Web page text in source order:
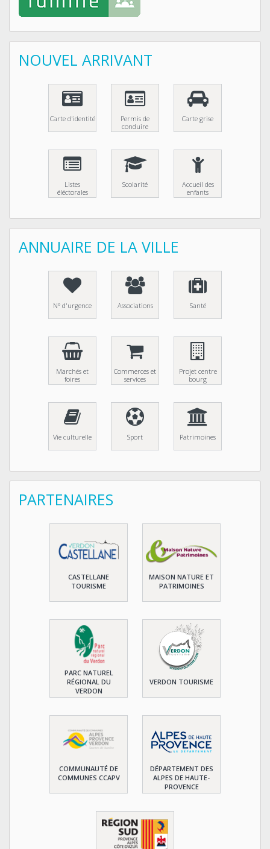
NOUVEL ARRIVANT
Carte d'identité
Permis de
conduire
Carte grise
Listes
éléctorales
Scolarité
Accueil des
enfants
ANNUAIRE DE LA VILLE
N° d'urgence Associations Santé
Marchés et
foires
Commerces et
services
Projet centre
bourg
Vie culturelle Sport Patrimoines
PARTENAIRES
CASTELLANE
TOURISME
MAISON NATURE ET
PATRIMOINES
PARC NATUREL
RÉGIONAL DU
VERDON
VERDON TOURISME
COMMUNAUTÉ DE
COMMUNES CCAPV
DÉPARTEMENT DES
ALPES DE HAUTE-
PROVENCE